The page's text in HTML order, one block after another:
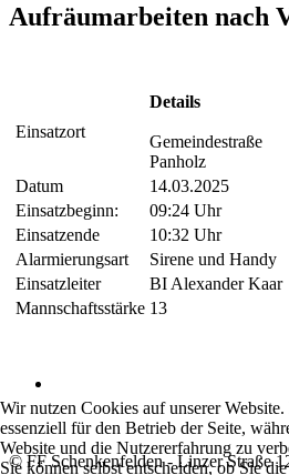
Aufräumarbeiten nach
Einsatzort
Details
Gemeindestraße
Panholz
Datum
14.03.2025
Einsatzbeginn:
09:24 Uhr
Einsatzende
10:32 Uhr
Alarmierungsart
Sirene und Handy
Einsatzleiter
BI Alexander Kaar
Mannschaftsstärke 13
© FF Schenkenfelden - Linzer Straße
Wir nutzen Cookies auf unserer
essenziell für den Betrieb der Seite,
Website und die Nutzererfahrung zu
Sie können selbst entscheiden, ob Sie